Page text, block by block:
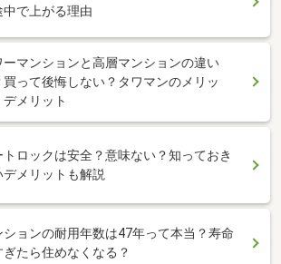
中で上がる理由
ーマンションと高層マンションの違い
買って後悔しない？タワマンのメリッ
デメリット
トロックは安全？意味ない？知っておき
デメリットも解説
ションの耐用年数は47年って本当？寿命
ぎたら住めなくなる？